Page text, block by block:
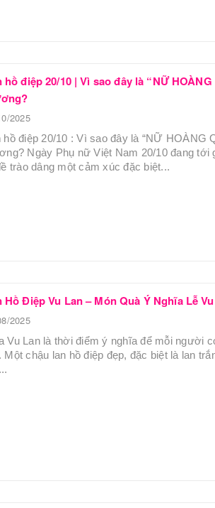
hồ điệp 20/10 | Vì sao đây là “NỮ
2025
hồ điệp 20/10 : Vì sao đây là “NỮ HOÀNG
Ngày Phụ nữ Việt Nam 20/10 đang tới
trào dâng một cảm xúc đặc biệt...
Hồ Điệp Vu Lan – Món Quà Ý Nghĩa Lễ
2025
Vu Lan là thời điểm ý nghĩa để mỗi người
Một chậu lan hồ điệp đẹp, đặc biệt là lan